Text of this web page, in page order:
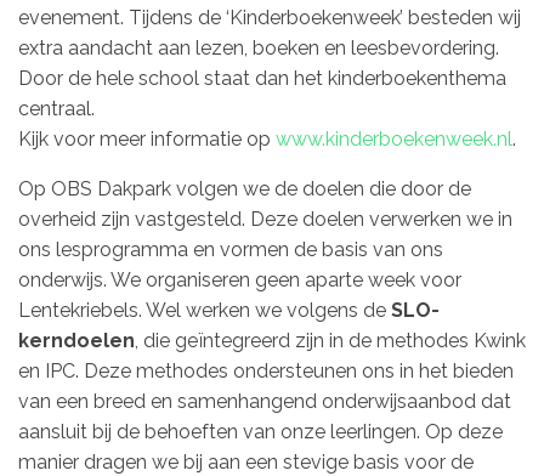
evenement. Tijdens de ‘Kinderboekenweek’ besteden wij
extra aandacht aan lezen, boeken en leesbevordering.
Door de hele school staat dan het kinderboekenthema
centraal.
Kijk voor meer informatie op www.kinderboekenweek.nl.
Op OBS Dakpark volgen we de doelen die door de
overheid zijn vastgesteld. Deze doelen verwerken we in
ons lesprogramma en vormen de basis van ons
onderwijs. We organiseren geen aparte week voor
Lentekriebels. Wel werken we volgens de SLO-
kerndoelen, die geïntegreerd zijn in de methodes Kwink
en IPC. Deze methodes ondersteunen ons in het bieden
van een breed en samenhangend onderwijsaanbod dat
aansluit bij de behoeften van onze leerlingen. Op deze
manier dragen we bij aan een stevige basis voor de